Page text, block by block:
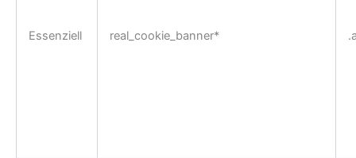
Essenziell real_cookie_banner*